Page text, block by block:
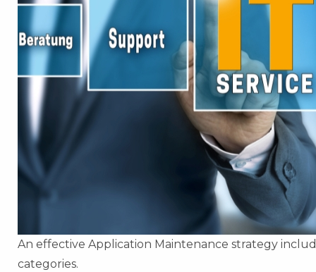
An effective Application Maintenance strategy
categories.